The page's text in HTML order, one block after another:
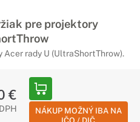
pre projektory
Acer rady U (UltraShortThrow).
€
NÁKUP MOŽNÝ IBA NA